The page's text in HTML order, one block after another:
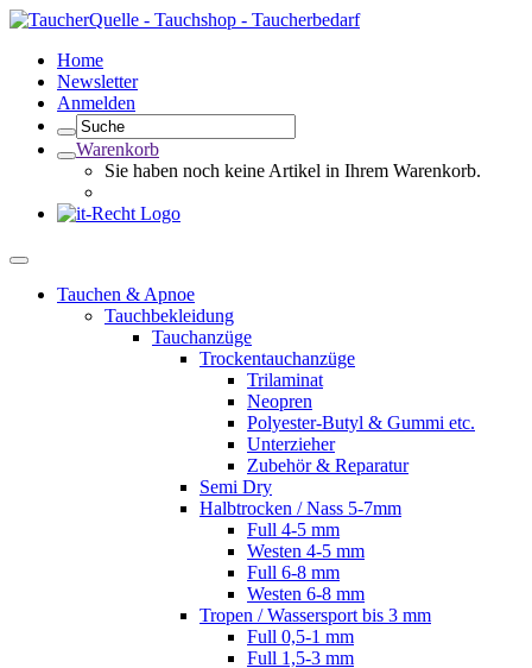
Home
Newsletter
Anmelden
Warenkorb
Sie haben noch keine Artikel in Ihrem Warenkorb.
Tauchen & Apnoe
Tauchbekleidung
Tauchanzüge
Trockentauchanzüge
Trilaminat
Neopren
Polyester-Butyl & Gummi etc.
Unterzieher
Zubehör & Reparatur
Semi Dry
Halbtrocken / Nass 5-7mm
Full 4-5 mm
Westen 4-5 mm
Full 6-8 mm
Westen 6-8 mm
Tropen / Wassersport bis 3 mm
Full 0,5-1 mm
Full 1,5-3 mm